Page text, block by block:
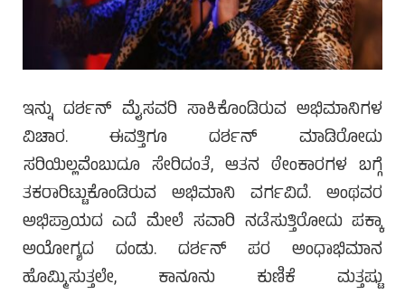
ಇನ್ನು ದರ್ಶನ್ ಮೈಸವರಿ ಸಾಕಿಕೊಂಡಿರುವ ಅಭಿಮಾನಿಗಳ
ವಿಚಾರ. ಈವತ್ತಿಗೂ ದರ್ಶನ್ ಮಾಡಿರೋದು
ಸರಿಯಿಲ್ಲವೆಂಬುದೂ ಸೇರಿದಂತೆ, ಆತನ ಠೇಂಕಾರಗಳ ಬಗ್ಗೆ
ತಕರಾರಿಟ್ಟುಕೊಂಡಿರುವ ಅಭಿಮಾನಿ ವರ್ಗವಿದೆ. ಅಂಥವರ
ಅಭಿಪ್ರಾಯದ ಎದೆ ಮೇಲೆ ಸವಾರಿ ನಡೆಸುತ್ತಿರೋದು ಪಕ್ಕಾ
ಅಯೋಗ್ಯದ ದಂಡು. ದರ್ಶನ್ ಪರ ಅಂಧಾಭಿಮಾನ
ಹೊಮ್ಮಿಸುತ್ತಲೇ, ಕಾನೂನು ಕುಣಿಕೆ ಮತ್ತಷ್ಟು